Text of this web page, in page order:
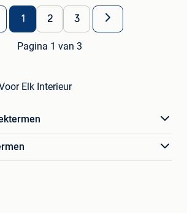
1 2 3
Pagina 1 van 3
Elk Interieur